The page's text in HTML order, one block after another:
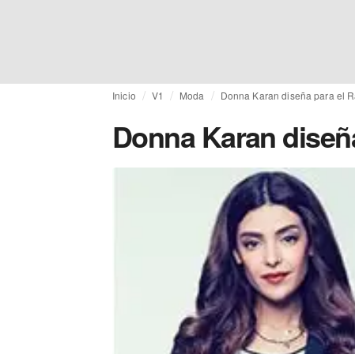
Inicio V1 Moda Donna Karan diseña para el
Donna Karan